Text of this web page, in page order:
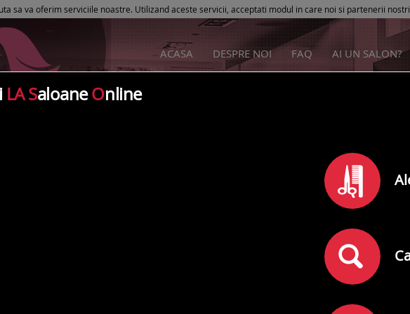
sa va oferim serviciile noastre. Utilizand aceste servicii, acceptati modul in care noi si partenerii
ACASA DESPRE NOI FAQ AI UN SALON?
comentarii)
LA SaloaneOnline